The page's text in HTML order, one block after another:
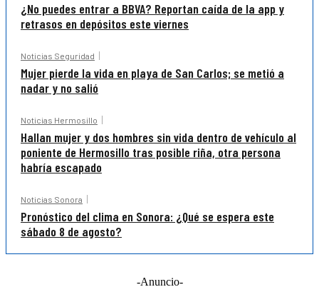
¿No puedes entrar a BBVA? Reportan caída de la app y
retrasos en depósitos este viernes
Noticias Seguridad
Mujer pierde la vida en playa de San Carlos; se metió a
nadar y no salió
Noticias Hermosillo
Hallan mujer y dos hombres sin vida dentro de vehículo al
poniente de Hermosillo tras posible riña, otra persona
habría escapado
Noticias Sonora
Pronóstico del clima en Sonora: ¿Qué se espera este
sábado 8 de agosto?
-Anuncio-